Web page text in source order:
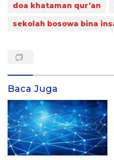
doa khataman qur’an
sekolah bosowa bina
Baca Juga